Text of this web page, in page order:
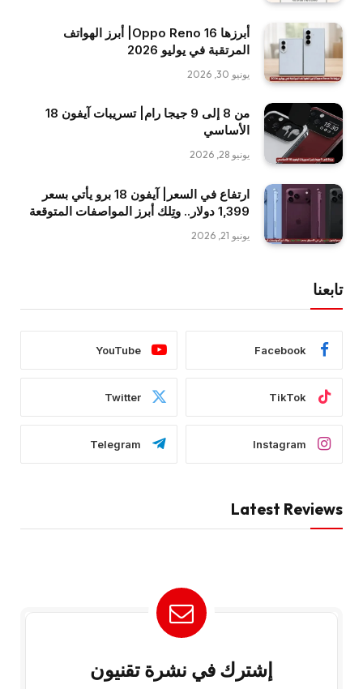
أبرزها Oppo Reno 16| أبرز الهواتف
المرتقبة في يوليو 2026
يونيو 30, 2026
من 8 إلى 9 جيجا رام| تسريبات آيفون 18
الأساسي
يونيو 28, 2026
ارتفاع في السعر| آيفون 18 برو يأتي بسعر
1,399 دولار.. وتِلك أبرز المواصفات المتوقعة
يونيو 21, 2026
تابعنا
Facebook
YouTube
TikTok
Twitter
Instagram
Telegram
Latest Reviews
إشترك في نشرة تقنيون